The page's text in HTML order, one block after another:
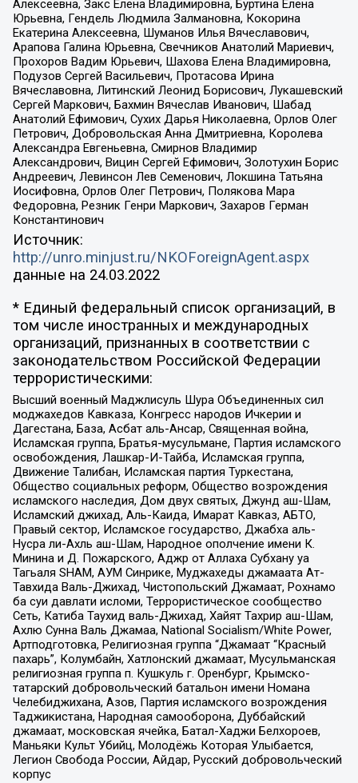
Алексеевна, Закс Елена Владимировна, Буртина Елена
Юрьевна, Гендель Людмила Залмановна, Кокорина
Екатерина Алексеевна, Шуманов Илья Вячеславович,
Арапова Галина Юрьевна, Свечников Анатолий Мариевич,
Прохоров Вадим Юрьевич, Шахова Елена Владимировна,
Подузов Сергей Васильевич, Протасова Ирина
Вячеславовна, Литинский Леонид Борисович, Лукашевский
Сергей Маркович, Бахмин Вячеслав Иванович, Шабад
Анатолий Ефимович, Сухих Дарья Николаевна, Орлов Олег
Петрович, Добровольская Анна Дмитриевна, Королева
Александра Евгеньевна, Смирнов Владимир
Александрович, Вицин Сергей Ефимович, Золотухин Борис
Андреевич, Левинсон Лев Семенович, Локшина Татьяна
Иосифовна, Орлов Олег Петрович, Полякова Мара
Федоровна, Резник Генри Маркович, Захаров Герман
Константинович
Источник:
http://unro.minjust.ru/NKOForeignAgent.aspx
данные на 24.03.2022
* Единый федеральный список организаций, в
том числе иностранных и международных
организаций, признанных в соответствии с
законодательством Российской Федерации
террористическими:
Высший военный Маджлисуль Шура Объединенных сил
моджахедов Кавказа, Конгресс народов Ичкерии и
Дагестана, База, Асбат аль-Ансар, Священная война,
Исламская группа, Братья-мусульмане, Партия исламского
освобождения, Лашкар-И-Тайба, Исламская группа,
Движение Талибан, Исламская партия Туркестана,
Общество социальных реформ, Общество возрождения
исламского наследия, Дом двух святых, Джунд аш-Шам,
Исламский джихад, Аль-Каида, Имарат Кавказ, АБТО,
Правый сектор, Исламское государство, Джабха аль-
Нусра ли-Ахль аш-Шам, Народное ополчение имени К.
Минина и Д. Пожарского, Аджр от Аллаха Субхану уа
Тагьаля SHAM, АУМ Синрике, Муджахеды джамаата Ат-
Тавхида Валь-Джихад, Чистопольский Джамаат, Рохнамо
ба суи давлати исломи, Террористическое сообщество
Сеть, Катиба Таухид валь-Джихад, Хайят Тахрир аш-Шам,
Ахлю Сунна Валь Джамаа, National Socialism/White Power,
Артподготовка, Религиозная группа “Джамаат “Красный
пахарь”, Колумбайн, Хатлонский джамаат, Мусульманская
религиозная группа п. Кушкуль г. Оренбург, Крымско-
татарский добровольческий батальон имени Номана
Челебиджихана, Азов, Партия исламского возрождения
Таджикистана, Народная самооборона, Дуббайский
джамаат, московская ячейка, Батал-Хаджи Белхороев,
Маньяки Культ Убийц, Молодёжь Которая Улыбается,
Легион Свобода России, Айдар, Русский добровольческий
корпус